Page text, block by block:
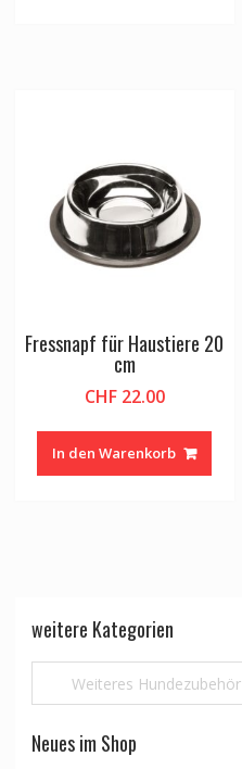
Fressnapf für Haustiere 20
cm
CHF22.00
In den Warenkorb
weitere Kategorien
Weiteres Hundezubehör
Neues im Shop